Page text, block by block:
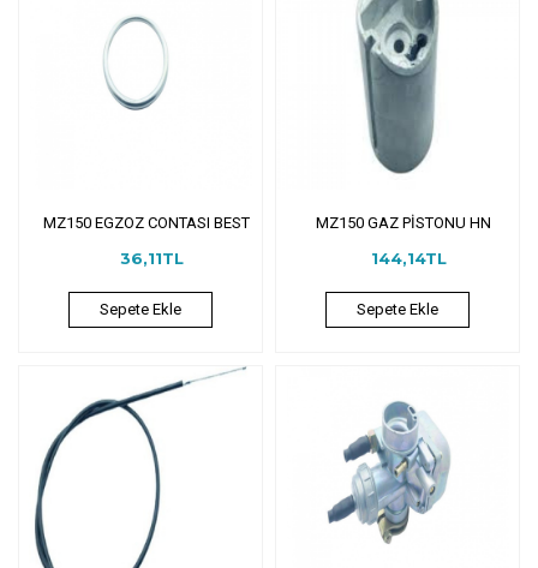
MZ150 EGZOZ CONTASI BEST
36,11TL
Sepete Ekle
MZ150 GAZ PİSTONU HN
144,14TL
Sepete Ekle